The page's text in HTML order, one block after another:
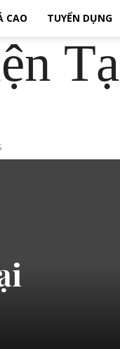
CAO TUYỂN DỤNG